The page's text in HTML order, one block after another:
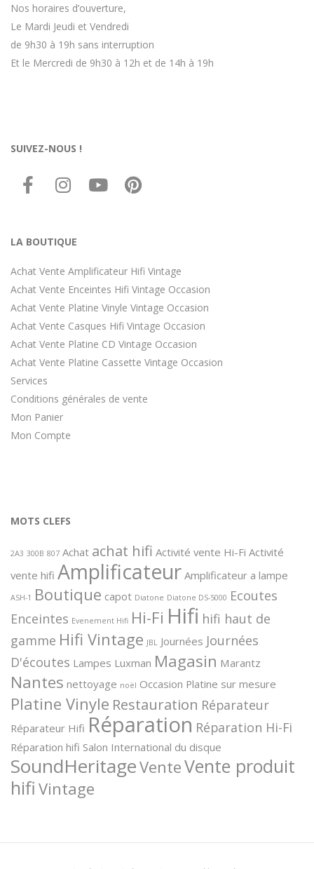
Nos horaires d’ouverture,
Le Mardi Jeudi et Vendredi
de 9h30 à 19h sans interruption
Et le Mercredi de 9h30 à 12h et de 14h à 19h
SUIVEZ-NOUS !
LA BOUTIQUE
Achat Vente Amplificateur Hifi Vintage
Achat Vente Enceintes Hifi Vintage Occasion
Achat Vente Platine Vinyle Vintage Occasion
Achat Vente Casques Hifi Vintage Occasion
Achat Vente Platine CD Vintage Occasion
Achat Vente Platine Cassette Vintage Occasion
Services
Conditions générales de vente
Mon Panier
Mon Compte
MOTS CLEFS
2A3 300B 807 Achat achat hifi Activité vente Hi-Fi Activité
vente hifi Amplificateur Amplificateur a lampe
ASH-1 Boutique capot Diatone Diatone DS-5000 Ecoutes
Enceintes Evenement Hifi Hi-Fi Hifi hifi haut de
gamme Hifi Vintage JBL Journées Journées
D'écoutes Lampes Luxman Magasin Marantz
Nantes nettoyage noël Occasion Platine sur mesure
Platine Vinyle Restauration Réparateur
Réparateur Hifi Réparation Réparation Hi-Fi
Réparation hifi Salon International du disque
SoundHeritageVenteVente produit
hifi Vintage